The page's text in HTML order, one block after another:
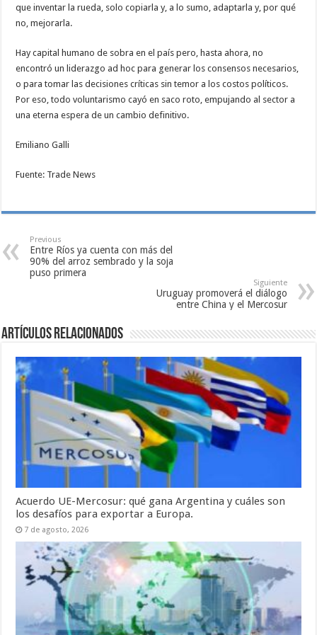
que inventar la rueda, solo copiarla y, a lo sumo, adaptarla y, por qué
no, mejorarla.
Hay capital humano de sobra en el país pero, hasta ahora, no
encontró un liderazgo ad hoc para generar los consensos necesarios,
o para tomar las decisiones críticas sin temor a los costos políticos.
Por eso, todo voluntarismo cayó en saco roto, empujando al sector a
una eterna espera de un cambio definitivo.
Emiliano Galli
Fuente: Trade News
Previous
Entre Ríos ya cuenta con más del
90% del arroz sembrado y la soja
puso primera
Siguiente
Uruguay promoverá el diálogo
entre China y el Mercosur
Artículos relacionados
Acuerdo UE-Mercosur: qué gana Argentina y cuáles son
los desafíos para exportar a Europa.
7 de agosto, 2026